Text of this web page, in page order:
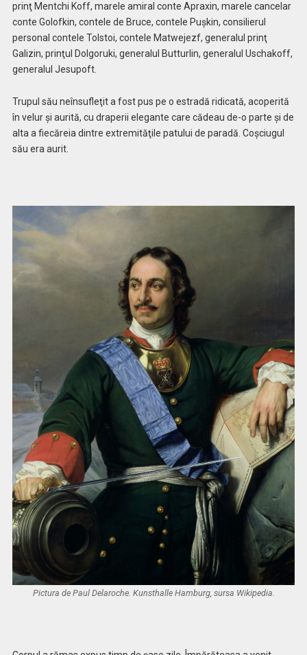
prinţ Mentchi Koff, marele amiral conte Apraxin, marele cancelar
conte Golofkin, contele de Bruce, contele Puşkin, consilierul
personal contele Tolstoi, contele Matwejezf, generalul prinţ
Galizin, prinţul Dolgoruki, generalul Butturlin, generalul Uschakoff,
generalul Jesupoft.
Trupul său neînsufleţit a fost pus pe o estradă ridicată, acoperită
în velur şi aurită, cu draperii elegante care cădeau de-o parte şi de
alta a fiecăreia dintre extremităţile patului de paradă. Coşciugul
său era aurit.
Pictura de Paul Delaroche. Kunsthalle Hamburg, sursa Wikipedia.